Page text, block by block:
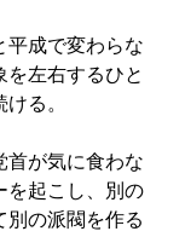
成で変わらな
を左右するひと
る。
首が気に食わな
を起こし、別の
別の派閥を作る